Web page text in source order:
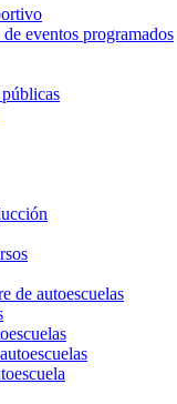
eventos programados
de autoescuelas